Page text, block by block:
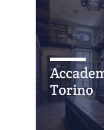
Torino